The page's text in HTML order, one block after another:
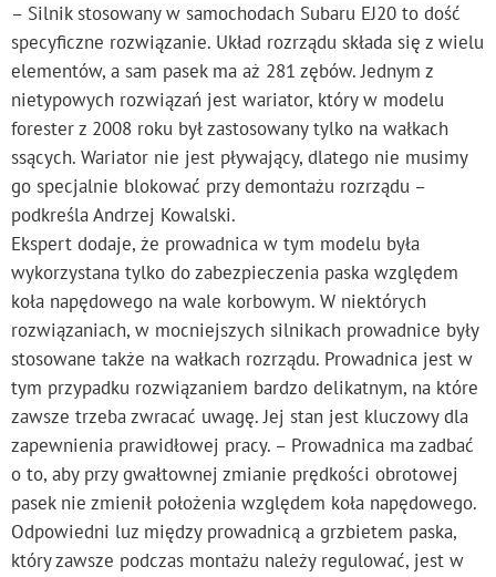
– Silnik stosowany w samochodach Subaru EJ20 to dość
specyficzne rozwiązanie. Układ rozrządu składa się z wielu
elementów, a sam pasek ma aż 281 zębów. Jednym z
nietypowych rozwiązań jest wariator, który w modelu
forester z 2008 roku był zastosowany tylko na wałkach
ssących. Wariator nie jest pływający, dlatego nie musimy
go specjalnie blokować przy demontażu rozrządu –
podkreśla Andrzej Kowalski.
Ekspert dodaje, że prowadnica w tym modelu była
wykorzystana tylko do zabezpieczenia paska względem
koła napędowego na wale korbowym. W niektórych
rozwiązaniach, w mocniejszych silnikach prowadnice były
stosowane także na wałkach rozrządu. Prowadnica jest w
tym przypadku rozwiązaniem bardzo delikatnym, na które
zawsze trzeba zwracać uwagę. Jej stan jest kluczowy dla
zapewnienia prawidłowej pracy. – Prowadnica ma zadbać
o to, aby przy gwałtownej zmianie prędkości obrotowej
pasek nie zmienił położenia względem koła napędowego.
Odpowiedni luz między prowadnicą a grzbietem paska,
który zawsze podczas montażu należy regulować, jest w